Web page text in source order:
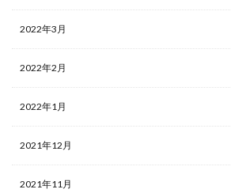
2022年3月
2022年2月
2022年1月
2021年12月
2021年11月